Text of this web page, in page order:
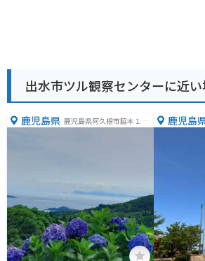
出水市ツル観察センターに近
鹿児島県 鹿児島県阿久根市脇本１２
鹿児島